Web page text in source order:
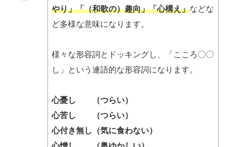
やり」「（和歌の）趣向」「心構え」などな
ど多様な意味になります。
様々な形容詞とドッキングし、「こころ〇〇
し」という連語的な形容詞になります。
心憂し （つらい）
心苦し （つらい）
心付き無し（気に食わない）